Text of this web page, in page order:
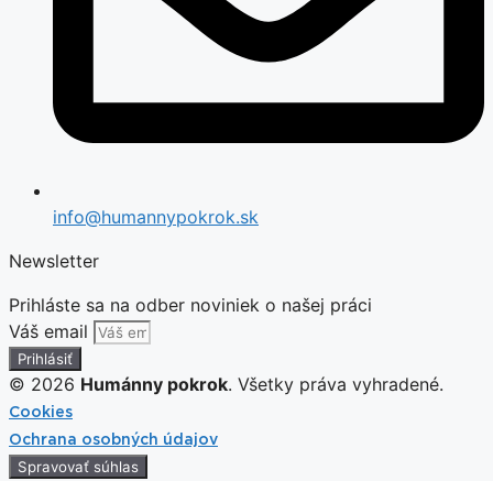
info@humannypokrok.sk
Newsletter
Prihláste sa na odber noviniek o našej práci
Váš email
Prihlásiť
© 2026 Humánny pokrok. Všetky práva vyhradené.
Cookies
Ochrana osobných údajov
Spravovať súhlas